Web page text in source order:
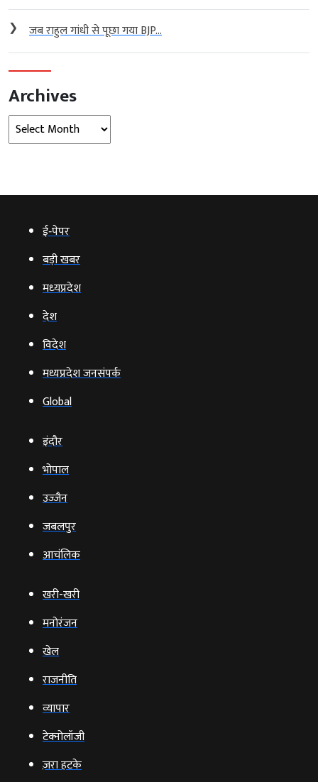
❯ जब राहुल गांधी से पूछा गया BJP...
Archives
Archives
ई‑पेपर
बड़ी खबर
मध्‍यप्रदेश
देश
विदेश
मध्यप्रदेश जनसंपर्क
Global
इंदौर
भोपाल
उज्‍जैन
जबलपुर
आचंलिक
खरी-खरी
मनोरंजन
खेल
राजनीति
व्‍यापार
टेक्‍नोलॉजी
ज़रा हटके